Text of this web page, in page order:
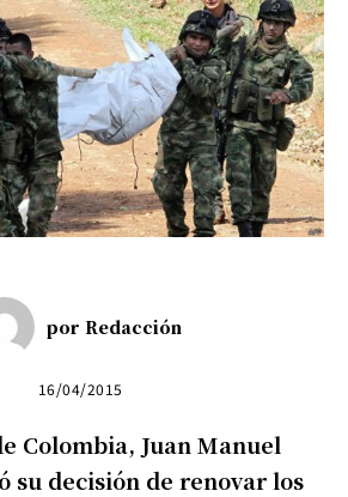
por Redacción
16/04/2015
Colombia, Juan Manuel
su decisión de renovar los